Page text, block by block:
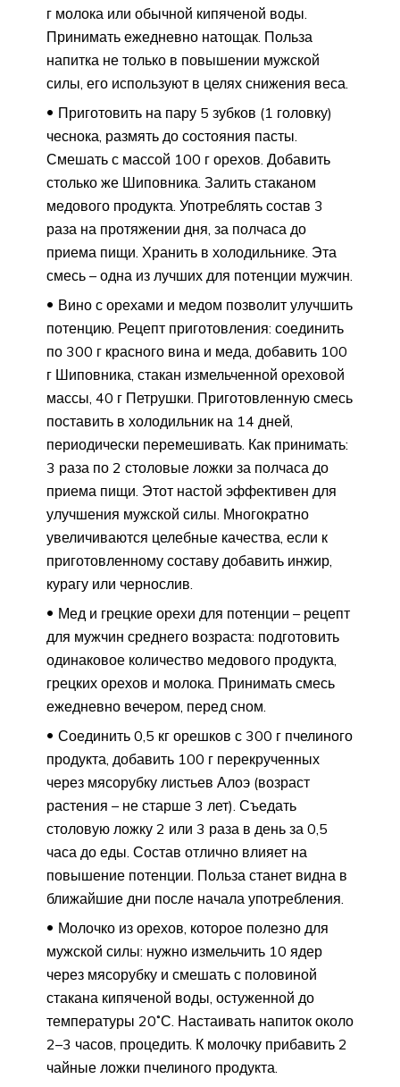
г молока или обычной кипяченой воды.
Принимать ежедневно натощак. Польза
напитка не только в повышении мужской
силы, его используют в целях снижения веса.
Приготовить на пару 5 зубков (1 головку)
чеснока, размять до состояния пасты.
Смешать с массой 100 г орехов. Добавить
столько же Шиповника. Залить стаканом
медового продукта. Употреблять состав 3
раза на протяжении дня, за полчаса до
приема пищи. Хранить в холодильнике. Эта
смесь – одна из лучших для потенции мужчин.
Вино с орехами и медом позволит улучшить
потенцию. Рецепт приготовления: соединить
по 300 г красного вина и меда, добавить 100
г Шиповника, стакан измельченной ореховой
массы, 40 г Петрушки. Приготовленную смесь
поставить в холодильник на 14 дней,
периодически перемешивать. Как принимать:
3 раза по 2 столовые ложки за полчаса до
приема пищи. Этот настой эффективен для
улучшения мужской силы. Многократно
увеличиваются целебные качества, если к
приготовленному составу добавить инжир,
курагу или чернослив.
Мед и грецкие орехи для потенции – рецепт
для мужчин среднего возраста: подготовить
одинаковое количество медового продукта,
грецких орехов и молока. Принимать смесь
ежедневно вечером, перед сном.
Соединить 0,5 кг орешков с 300 г пчелиного
продукта, добавить 100 г перекрученных
через мясорубку листьев Алоэ (возраст
растения – не старше 3 лет). Съедать
столовую ложку 2 или 3 раза в день за 0,5
часа до еды. Состав отлично влияет на
повышение потенции. Польза станет видна в
ближайшие дни после начала употребления.
Молочко из орехов, которое полезно для
мужской силы: нужно измельчить 10 ядер
через мясорубку и смешать с половиной
стакана кипяченой воды, остуженной до
температуры 20˚С. Настаивать напиток около
2–3 часов, процедить. К молочку прибавить 2
чайные ложки пчелиного продукта.